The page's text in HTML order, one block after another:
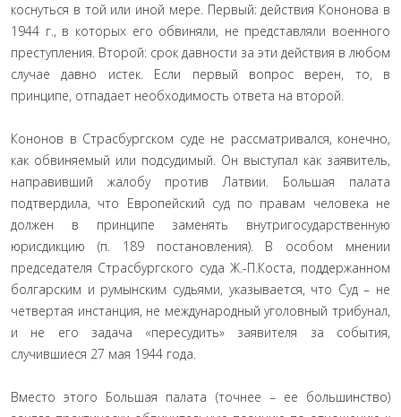
коснуться в той или иной мере. Первый: действия Кононова в
1944 г., в которых его обвиняли, не представляли военного
преступления. Второй: срок давности за эти действия в любом
случае давно истек. Если первый вопрос верен, то, в
принципе, отпадает необходимость ответа на второй.
Кононов в Страсбургском суде не рассматривался, конечно,
как обвиняемый или подсудимый. Он выступал как заявитель,
направивший жалобу против Латвии. Большая палата
подтвердила, что Европейский суд по правам человека не
должен в принципе заменять внутригосударственную
юрисдикцию (п. 189 постановления). В особом мнении
председателя Страсбургского суда Ж.-П.Коста, поддержанном
болгарским и румынским судьями, указывается, что Суд – не
четвертая инстанция, не международный уголовный трибунал,
и не его задача «пересудить» заявителя за события,
случившиеся 27 мая 1944 года.
Вместо этого Большая палата (точнее – ее большинство)